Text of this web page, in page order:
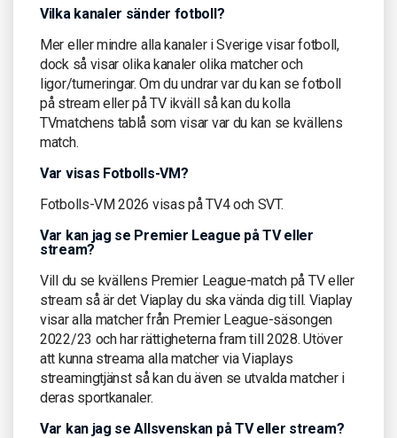
Vilka kanaler sänder fotboll?
Mer eller mindre alla kanaler i Sverige visar fotboll,
dock så visar olika kanaler olika matcher och
ligor/turneringar. Om du undrar var du kan se fotboll
på stream eller på TV ikväll så kan du kolla
TVmatchens tablå som visar var du kan se kvällens
match.
Var visas Fotbolls-VM?
Fotbolls-VM 2026 visas på TV4 och SVT.
Var kan jag se Premier League på TV eller
stream?
Vill du se kvällens Premier League-match på TV eller
stream så är det Viaplay du ska vända dig till. Viaplay
visar alla matcher från Premier League-säsongen
2022/23 och har rättigheterna fram till 2028. Utöver
att kunna streama alla matcher via Viaplays
streamingtjänst så kan du även se utvalda matcher i
deras sportkanaler.
Var kan jag se Allsvenskan på TV eller stream?